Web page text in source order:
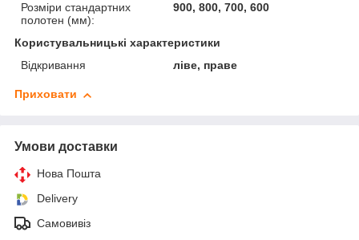
Розміри стандартних
полотен (мм):
900, 800, 700, 600
Користувальницькі характеристики
Відкривання
ліве, праве
Приховати
Умови доставки
Нова Пошта
Delivery
Самовивіз